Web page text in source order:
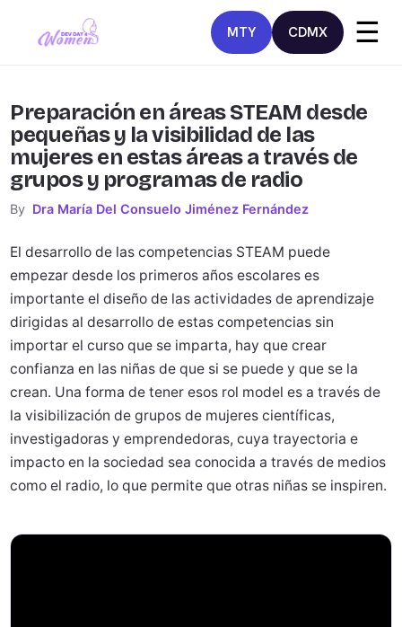
MTY CDMX ☰
Preparación en áreas STEAM desde
pequeñas y la visibilidad de las
mujeres en estas áreas a través de
grupos y programas de radio
By Dra María Del Consuelo Jiménez Fernández
El desarrollo de las competencias STEAM puede
empezar desde los primeros años escolares es
importante el diseño de las actividades de aprendizaje
dirigidas al desarrollo de estas competencias sin
importar el curso que se imparta, hay que crear
confianza en las niñas de que si se puede y que se la
crean. Una forma de tener esos rol model es a través de
la visibilización de grupos de mujeres científicas,
investigadoras y emprendedoras, cuya trayectoria e
impacto en la sociedad sea conocida a través de medios
como el radio, lo que permite que otras niñas se inspiren.